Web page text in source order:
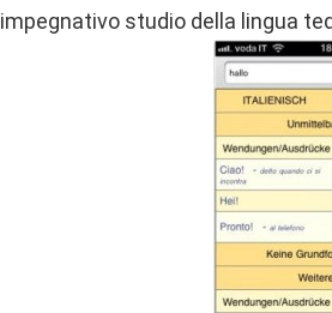
impegnativo studio della lingua